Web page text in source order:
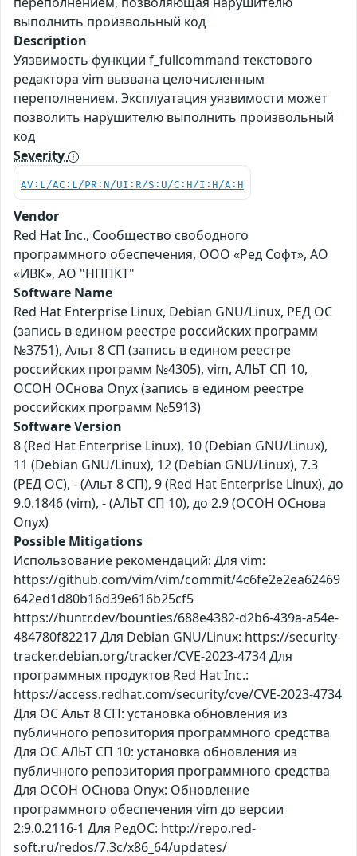
выполнить произвольный код
Description
Уязвимость функции f_fullcommand текстового
редактора vim вызвана целочисленным
переполнением. Эксплуатация уязвимости может
позволить нарушителю выполнить произвольный
код
Severity
AV:L/AC:L/PR:N/UI:R/S:U/C:H/I:H/A:H
Vendor
Red Hat Inc., Сообщество свободного
программного обеспечения, ООО «Ред Софт», АО
«ИВК», АО "НППКТ"
Software Name
Red Hat Enterprise Linux, Debian GNU/Linux, РЕД ОС
(запись в едином реестре российских программ
№3751), Альт 8 СП (запись в едином реестре
российских программ №4305), vim, АЛЬТ СП 10,
ОСОН ОСнова Оnyx (запись в едином реестре
российских программ №5913)
Software Version
8 (Red Hat Enterprise Linux), 10 (Debian GNU/Linux),
11 (Debian GNU/Linux), 12 (Debian GNU/Linux), 7.3
(РЕД ОС), - (Альт 8 СП), 9 (Red Hat Enterprise Linux), до
9.0.1846 (vim), - (АЛЬТ СП 10), до 2.9 (ОСОН ОСнова
Оnyx)
Possible Mitigations
Использование рекомендаций: Для vim:
https://github.com/vim/vim/commit/4c6fe2e2ea62469
642ed1d80b16d39e616b25cf5
https://huntr.dev/bounties/688e4382-d2b6-439a-a54e-
484780f82217 Для Debian GNU/Linux: https://security-
tracker.debian.org/tracker/CVE-2023-4734 Для
программных продуктов Red Hat Inc.:
https://access.redhat.com/security/cve/CVE-2023-4734
Для ОС Альт 8 СП: установка обновления из
публичного репозитория программного средства
Для ОС АЛЬТ СП 10: установка обновления из
публичного репозитория программного средства
Для ОСОН ОСнова Оnyx: Обновление
программного обеспечения vim до версии
2:9.0.2116-1 Для РедОС: http://repo.red-
soft.ru/redos/7.3c/x86_64/updates/